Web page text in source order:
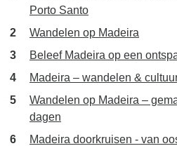
Porto Santo
Wandelen op Madeira
Beleef Madeira op een
Madeira – wandelen &
Wandelen op Madeira –
dagen
Madeira doorkruisen - van